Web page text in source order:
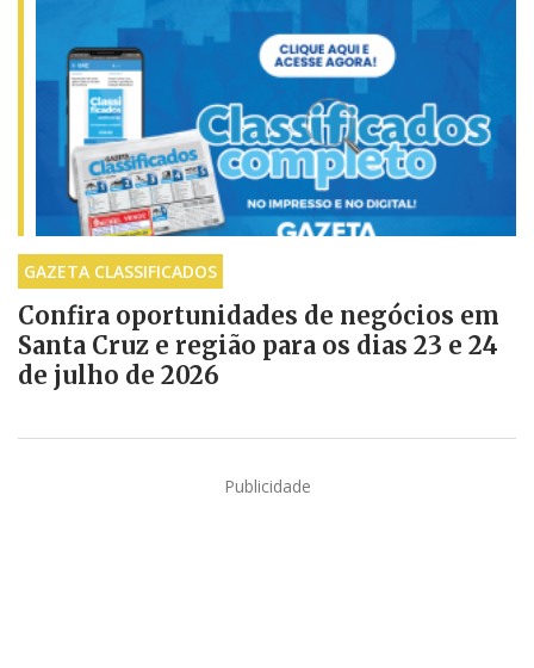
GAZETA CLASSIFICADOS
Confira oportunidades de negócios em
Santa Cruz e região para os dias 23 e 24
de julho de 2026
Publicidade